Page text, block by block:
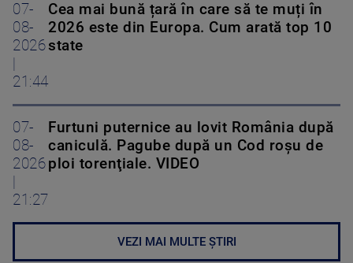
07-
08-
2026
21:44
Cea mai bună țară în care să te muți în
2026 este din Europa. Cum arată top 10
state
07-
08-
2026
21:27
Furtuni puternice au lovit România după
caniculă. Pagube după un Cod roşu de
ploi torenţiale. VIDEO
VEZI MAI MULTE ȘTIRI